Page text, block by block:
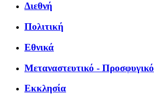
Διεθνή
Πολιτική
Εθνικά
Μεταναστευτικό - Προσφυγικό
Εκκλησία